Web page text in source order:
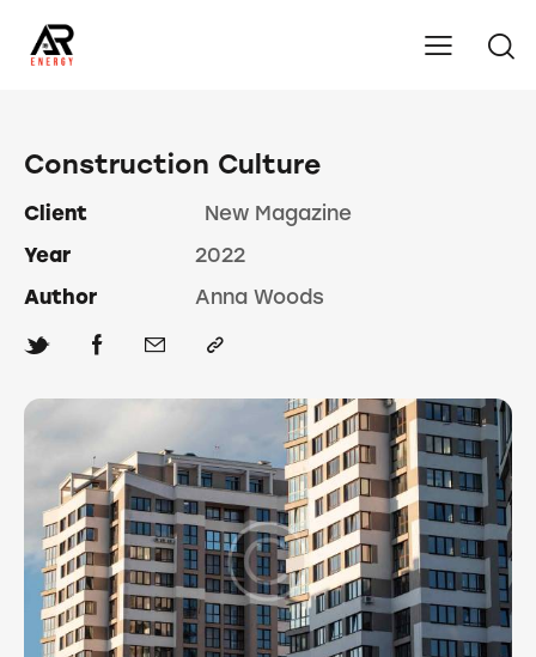
Construction Culture
Client
New Magazine
Year
2022
Author
Anna Woods